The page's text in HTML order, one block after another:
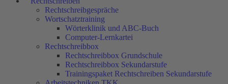
Rechtschreibgespräche
Wortschatztraining
Wörterklinik und ABC-Buch
Computer-Lernkartei
Rechtschreibbox
Rechtschreibbox Grundschule
Rechtschreibbox Sekundarstufe
Trainingspaket Rechtschreiben Sekundarstufe